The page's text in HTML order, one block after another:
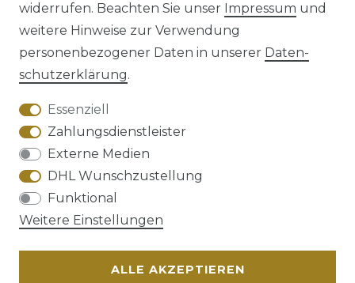
AGB Barrierefreiheitserklärung
Widerrufs­recht
widerrufen. Beachten Sie unser Impressum und
weitere Hinweise zur Verwendung
personenbezogener Daten in unserer Daten­
schutz­erklärung.
Essenziell
Zahlungsdienstleister
Externe Medien
DHL Wunschzustellung
Funktional
Weitere Einstellungen
ALLE AKZEPTIEREN